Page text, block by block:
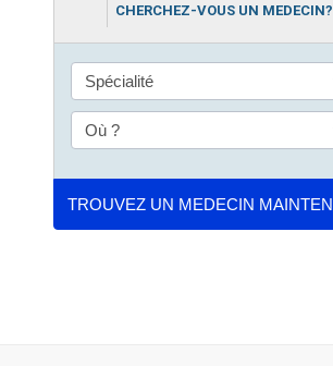
CHERCHEZ-VOUS UN MEDECIN?